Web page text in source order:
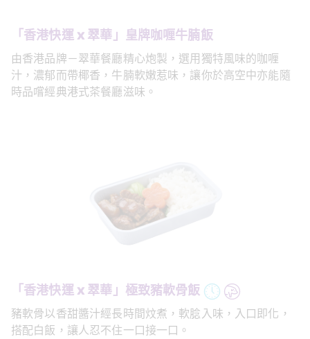
「香港快運 x 翠華」皇牌咖喱牛腩飯
由香港品牌－翠華餐廳精心炮製，選用獨特風味的咖喱
汁，濃郁而帶椰香，牛腩軟嫩惹味，讓你於高空中亦能隨
時品嚐經典港式茶餐廳滋味。
「香港快運 x 翠華」極致豬軟骨飯
豬軟骨以香甜醬汁經長時間炆煮，軟腍入味，入口即化，
搭配白飯，讓人忍不住一口接一口。